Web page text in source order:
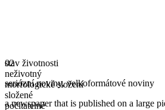
stav životnosti
neživotný
morfologické složení
složené
počitatelné
02
seriózní noviny,velkoformátové noviny
a newspaper that is published on a large